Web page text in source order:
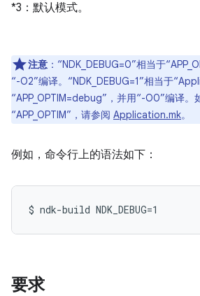
*3：默认模式。
注意 ：“NDK_DEBUG=0”相当于
“-O2”编译。“NDK_DEBUG=1”相当于
“APP_OPTIM=debug”，并用“-O0”编译。
“APP_OPTIM”，请参阅 Application.mk。
例如，命令行上的语法如下：
要求